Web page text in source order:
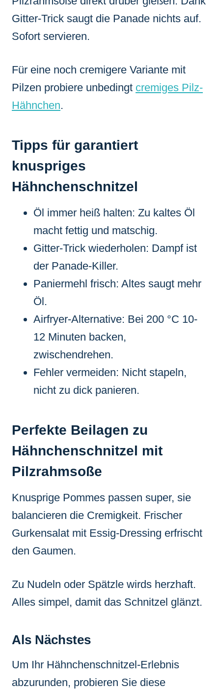
Gitter-Trick saugt die Panade nichts auf.
Sofort servieren.
Für eine noch cremigere Variante mit
Pilzen probiere unbedingt cremiges Pilz-
Hähnchen.
Tipps für garantiert
knuspriges
Hähnchenschnitzel
Öl immer heiß halten: Zu kaltes Öl
macht fettig und matschig.
Gitter-Trick wiederholen: Dampf ist
der Panade-Killer.
Paniermehl frisch: Altes saugt mehr
Öl.
Airfryer-Alternative: Bei 200 °C 10-
12 Minuten backen,
zwischendrehen.
Fehler vermeiden: Nicht stapeln,
nicht zu dick panieren.
Perfekte Beilagen zu
Hähnchenschnitzel mit
Pilzrahmsoße
Knusprige Pommes passen super, sie
balancieren die Cremigkeit. Frischer
Gurkensalat mit Essig-Dressing erfrischt
den Gaumen.
Zu Nudeln oder Spätzle wirds herzhaft.
Alles simpel, damit das Schnitzel glänzt.
Als Nächstes
Um Ihr Hähnchenschnitzel-Erlebnis
abzurunden, probieren Sie diese